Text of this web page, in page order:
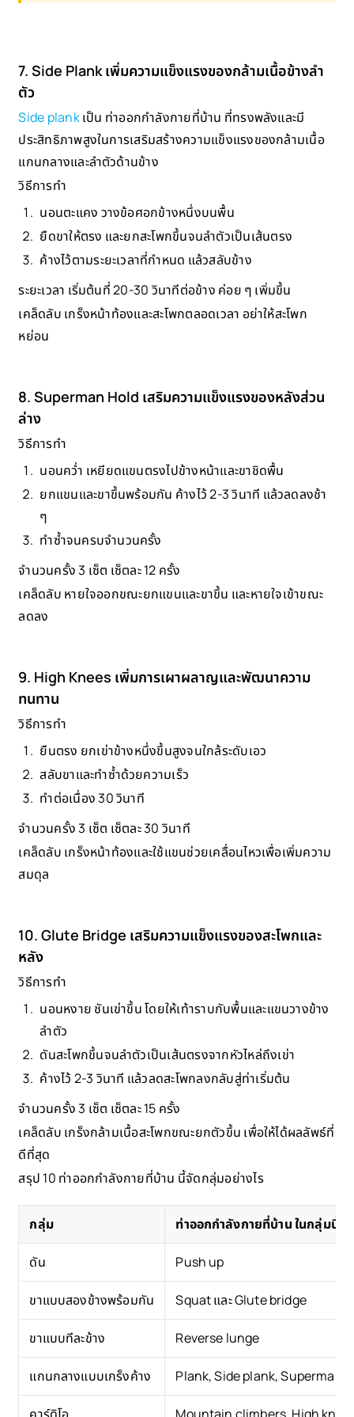
7. Side Plank เพิ่มความแข็งแรงของกล้ามเนื้อข้างลำ
ตัว
Side plankเป็น ท่าออกกำลังกายที่บ้าน ที่ทรงพลังและมี
ประสิทธิภาพสูงในการเสริมสร้างความแข็งแรงของกล้ามเนื้อ
แกนกลางและลำตัวด้านข้าง
วิธีการทำ
นอนตะแคง วางข้อศอกข้างหนึ่งบนพื้น
ยืดขาให้ตรง และยกสะโพกขึ้นจนลำตัวเป็นเส้นตรง
ค้างไว้ตามระยะเวลาที่กำหนด แล้วสลับข้าง
ระยะเวลา เริ่มต้นที่ 20-30 วินาทีต่อข้าง ค่อย ๆ เพิ่มขึ้น
เคล็ดลับ เกร็งหน้าท้องและสะโพกตลอดเวลา อย่าให้สะโพก
หย่อน
8. Superman Hold เสริมความแข็งแรงของหลังส่วน
ล่าง
วิธีการทำ
นอนคว่ำ เหยียดแขนตรงไปข้างหน้าและขาชิดพื้น
ยกแขนและขาขึ้นพร้อมกัน ค้างไว้ 2-3 วินาที แล้วลดลงช้า
ๆ
ทำซ้ำจนครบจำนวนครั้ง
จำนวนครั้ง 3 เซ็ต เซ็ตละ 12 ครั้ง
เคล็ดลับ หายใจออกขณะยกแขนและขาขึ้น และหายใจเข้าขณะ
ลดลง
9. High Knees เพิ่มการเผาผลาญและพัฒนาความ
ทนทาน
วิธีการทำ
ยืนตรง ยกเข่าข้างหนึ่งขึ้นสูงจนใกล้ระดับเอว
สลับขาและทำซ้ำด้วยความเร็ว
ทำต่อเนื่อง 30 วินาที
จำนวนครั้ง 3 เซ็ต เซ็ตละ 30 วินาที
เคล็ดลับ เกร็งหน้าท้องและใช้แขนช่วยเคลื่อนไหวเพื่อเพิ่มความ
สมดุล
10. Glute Bridge เสริมความแข็งแรงของสะโพกและ
หลัง
วิธีการทำ
นอนหงาย ชันเข่าขึ้น โดยให้เท้าราบกับพื้นและแขนวางข้าง
ลำตัว
ดันสะโพกขึ้นจนลำตัวเป็นเส้นตรงจากหัวไหล่ถึงเข่า
ค้างไว้ 2-3 วินาที แล้วลดสะโพกลงกลับสู่ท่าเริ่มต้น
จำนวนครั้ง 3 เซ็ต เซ็ตละ 15 ครั้ง
เคล็ดลับ เกร็งกล้ามเนื้อสะโพกขณะยกตัวขึ้น เพื่อให้ได้ผลลัพธ์ที่
ดีที่สุด
สรุป 10 ท่าออกกำลังกายที่บ้าน นี้จัดกลุ่มอย่างไร
กลุ่ม ท่าออกกำลังกายที่บ้าน ในกลุ่มนี้
ดัน Push up
ขาแบบสองข้างพร้อมกัน Squat และ Glute bridge
ขาแบบทีละข้าง Reverse lunge
แกนกลางแบบเกร็งค้าง Plank, Side plank, Superman